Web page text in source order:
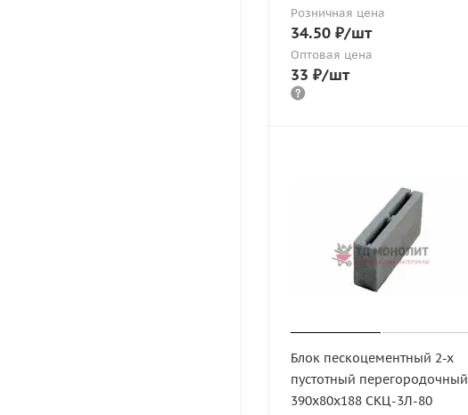
Розничная цена
34.50 ₽/шт
Оптовая цена
33 ₽/шт
Блок пескоцементный 2-х
пустотный перегородочный
390х80х188 СКЦ-3Л-80